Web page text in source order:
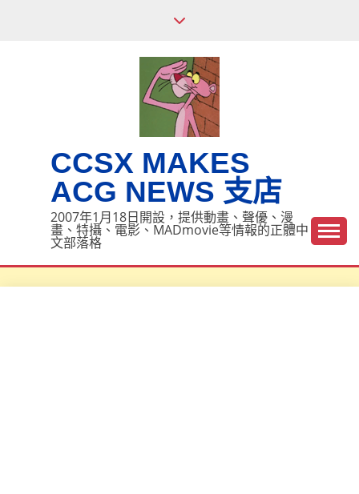
CCSX MAKES
ACG NEWS 支店
2007年1月18日開設，提供動畫、聲優、漫
畫、特攝、電影、MADmovie等情報的正體中
文部落格